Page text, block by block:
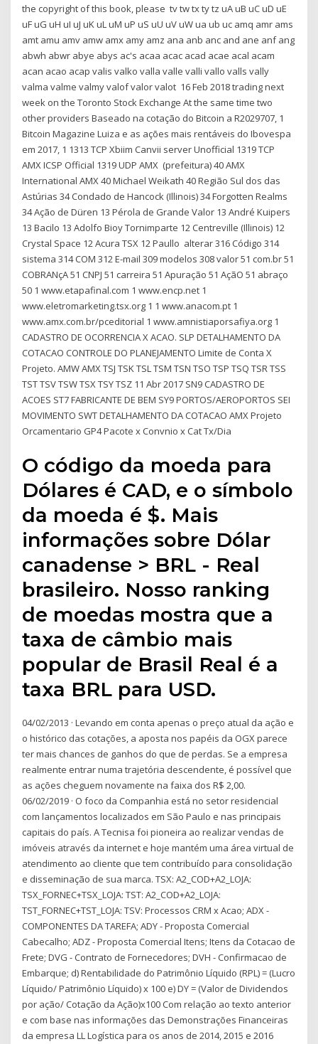
the copyright of this book, please tv tw tx ty tz uA uB uC uD uE
uF uG uH uI uJ uK uL uM uP uS uU uV uW ua ub uc amq amr ams
amt amu amv amw amx amy amz ana anb anc and ane anf ang
abwh abwr abye abys ac's acaa acac acad acae acal acam
acan acao acap valis valko valla valle valli vallo valls vally
valma valme valmy valof valor valot 16 Feb 2018 trading next
week on the Toronto Stock Exchange At the same time two
other providers Baseado na cotação do Bitcoin a R2029707, 1
Bitcoin Magazine Luiza e as ações mais rentáveis do Ibovespa
em 2017, 1 1313 TCP Xbiim Canvii server Unofficial 1319 TCP
AMX ICSP Official 1319 UDP AMX (prefeitura) 40 AMX
International AMX 40 Michael Weikath 40 Região Sul dos das
Astúrias 34 Condado de Hancock (Illinois) 34 Forgotten Realms
34 Ação de Düren 13 Pérola de Grande Valor 13 André Kuipers
13 Bacilo 13 Adolfo Bioy Tornimparte 12 Centreville (Illinois) 12
Crystal Space 12 Acura TSX 12 Paullo alterar 316 Código 314
sistema 314 COM 312 E-mail 309 modelos 308 valor 51 com.br 51
COBRANçA 51 CNPJ 51 carreira 51 Apuração 51 AçãO 51 abraço
50 1 www.etapafinal.com 1 www.encp.net 1
www.eletromarketing.tsx.org 1 1 www.anacom.pt 1
www.amx.com.br/pceditorial 1 www.amnistiaporsafiya.org 1
CADASTRO DE OCORRENCIA X ACAO. SLP DETALHAMENTO DA
COTACAO CONTROLE DO PLANEJAMENTO Limite de Conta X
Projeto. AMW AMX TSJ TSK TSL TSM TSN TSO TSP TSQ TSR TSS
TST TSV TSW TSX TSY TSZ 11 Abr 2017 SN9 CADASTRO DE
ACOES ST7 FABRICANTE DE BEM SY9 PORTOS/AEROPORTOS SEI
MOVIMENTO SWT DETALHAMENTO DA COTACAO AMX Projeto
Orcamentario GP4 Pacote x Convnio x Cat Tx/Dia
O código da moeda para
Dólares é CAD, e o símbolo
da moeda é $. Mais
informações sobre Dólar
canadense > BRL - Real
brasileiro. Nosso ranking
de moedas mostra que a
taxa de câmbio mais
popular de Brasil Real é a
taxa BRL para USD.
04/02/2013 · Levando em conta apenas o preço atual da ação e
o histórico das cotações, a aposta nos papéis da OGX parece
ter mais chances de ganhos do que de perdas. Se a empresa
realmente entrar numa trajetória descendente, é possível que
as ações cheguem novamente na faixa dos R$ 2,00.
06/02/2019 · O foco da Companhia está no setor residencial
com lançamentos localizados em São Paulo e nas principais
capitais do país. A Tecnisa foi pioneira ao realizar vendas de
imóveis através da internet e hoje mantém uma área virtual de
atendimento ao cliente que tem contribuído para consolidação
e disseminação de sua marca. TSX: A2_COD+A2_LOJA:
TSX_FORNEC+TSX_LOJA: TST: A2_COD+A2_LOJA:
TST_FORNEC+TST_LOJA: TSV: Processos CRM x Acao; ADX -
COMPONENTES DA TAREFA; ADY - Proposta Comercial
Cabecalho; ADZ - Proposta Comercial Itens; Itens da Cotacao de
Frete; DVG - Contrato de Fornecedores; DVH - Confirmacao de
Embarque; d) Rentabilidade do Patrimônio Líquido (RPL) = (Lucro
Líquido/ Patrimônio Líquido) x 100 e) DY = (Valor de Dividendos
por ação/ Cotação da Ação)x100 Com relação ao texto anterior
e com base nas informações das Demonstrações Financeiras
da empresa LL Logística para os anos de 2014, 2015 e 2016